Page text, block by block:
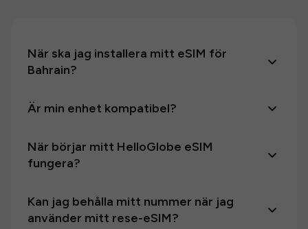
När ska jag installera mitt eSIM för
Bahrain?
Är min enhet kompatibel?
När börjar mitt HelloGlobe eSIM
fungera?
Kan jag behålla mitt nummer när jag
använder mitt rese-eSIM?